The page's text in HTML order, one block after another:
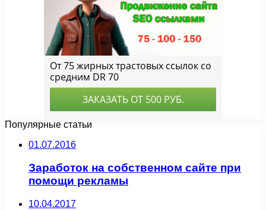
Популярные статьи
01.07.2016
Заработок на собственном сайте при
помощи рекламы
10.04.2017